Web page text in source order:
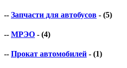
-- Запчасти для автобусов - (5)
-- МРЭО - (4)
-- Прокат автомобилей - (1)